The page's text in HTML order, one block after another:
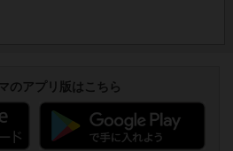
のアプリ版はこちら